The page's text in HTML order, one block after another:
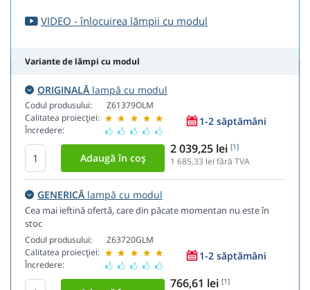
VIDEO - înlocuirea lămpii cu modul
Variante de lămpi cu modul
ORIGINALĂ lampă cu modul
Codul produsului:
Calitatea proiecției:
Încredere:
Z61379OLM
1-2 săptămâni
2 039,25 lei [1]
1 685,33 lei fără TVA
GENERICĂ lampă cu modul
Cea mai ieftină ofertă, care din păcate momentan nu este în
stoc
Codul produsului:
Calitatea proiecției:
Încredere:
Z63720GLM
1-2 săptămâni
766,61 lei [1]